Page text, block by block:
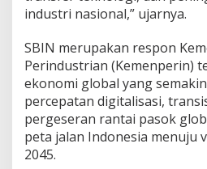
industri nasional,” ujarnya.
SBIN merupakan respon
Perindustrian (Kemenperin)
ekonomi global yang
percepatan digitalisasi,
pergeseran rantai pasok
peta jalan Indonesia menuju
2045.